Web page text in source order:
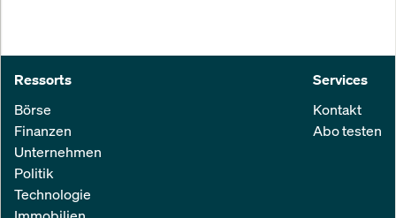
Ressorts
Börse
Finanzen
Unternehmen
Politik
Technologie
Services
Kontakt
Abo testen